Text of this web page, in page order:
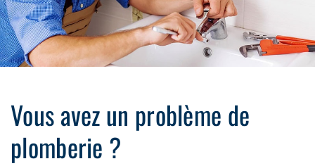
Vous avez un problème de
plomberie ?